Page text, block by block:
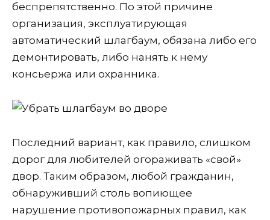
беспрепятственно. По этой причине
организация, эксплуатирующая
автоматический шлагбаум, обязана либо его
демонтировать, либо нанять к нему
консьержа или охранника.
Последний вариант, как правило, слишком
дорог для любителей огораживать «свой»
двор. Таким образом, любой гражданин,
обнаруживший столь вопиющее
нарушение противопожарных правил, как